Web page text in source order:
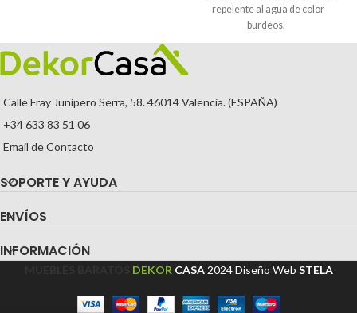
repelente al agua de color
burdeos.
Calle Fray Junípero Serra, 58. 46014 Valencia. (ESPAÑA)
+34 633 83 51 06
Email de Contacto
SOPORTE Y AYUDA
ENVÍOS
INFORMACIÓN
DEKOR CASA 2024Diseño Web STELA